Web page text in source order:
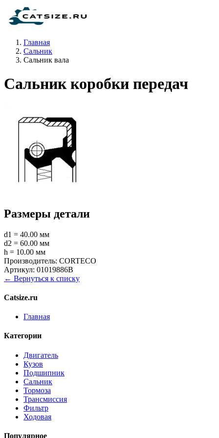
Главная
Сальник
Сальник вала
Сальник коробки передач
Размеры детали
d1 = 40.00 мм
d2 = 60.00 мм
h = 10.00 мм
Производитель: CORTECO
Артикул: 01019886B
← Вернуться к списку
Catsize.ru
Главная
Категории
Двигатель
Кузов
Подшипник
Сальник
Тормоза
Трансмиссия
Фильтр
Ходовая
Популярное